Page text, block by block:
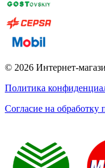
© 2026 Интернет-
Политика
Согласие на